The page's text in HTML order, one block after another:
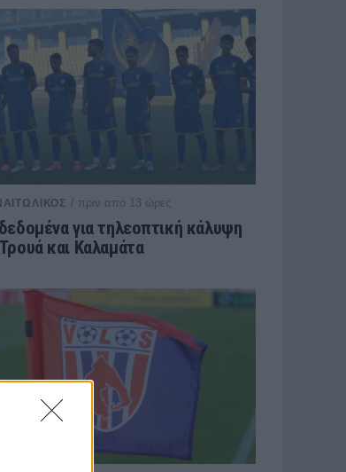
/ πριν από 13 ώρες
για τηλεοπτική κάλυψη
και Καλαμάτα